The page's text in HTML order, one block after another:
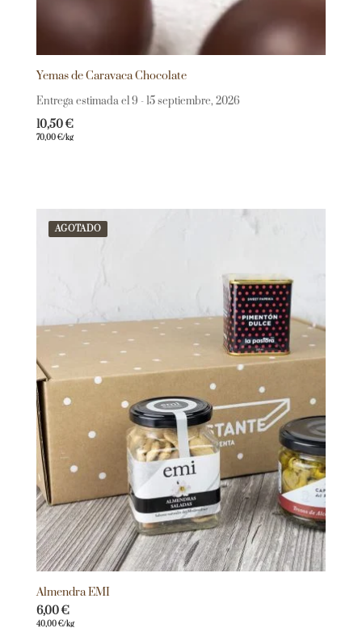
Yemas de Caravaca Chocolate
Entrega estimada el 9 - 15 septiembre, 2026
10,50€
70,00€/kg
AGOTADO
Almendra EMI
6,00€
40,00€/kg